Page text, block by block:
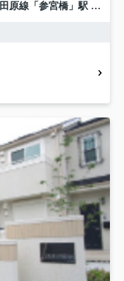
原線 「 参宮橋 」駅 徒歩9分